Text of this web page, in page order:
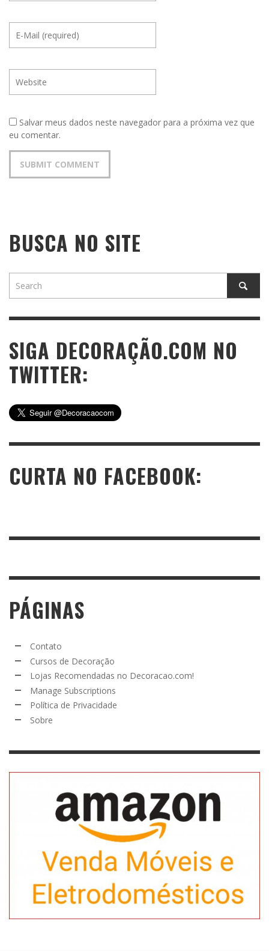
Salvar meus dados neste navegador para a próxima vez que
eu comentar.
BUSCA NO SITE
SIGA DECORAÇÃO.COM NO
TWITTER:
CURTA NO FACEBOOK:
PÁGINAS
Contato
Cursos de Decoração
Lojas Recomendadas no Decoracao.com!
Manage Subscriptions
Política de Privacidade
Sobre